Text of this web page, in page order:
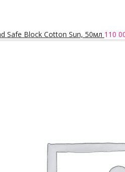
Safe Block Cotton Sun, 50мл 110